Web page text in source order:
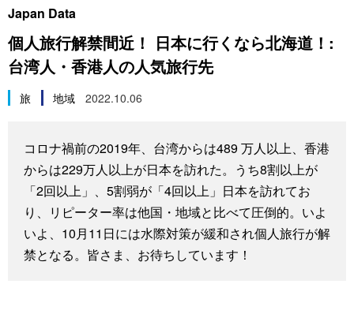
社会
文化
暮らし
スポーツ・東京2020
旅と暮らし
動画/Live
Cinema
Topics
Images
スポーツ・東京2020
Japan Data
個人旅行解禁間近！ 日本に行くなら北海道！:
台湾人・香港人の人気旅行先
旅 地域 2022.10.06
コロナ禍前の2019年、台湾からは489 万人以上、香港
からは229万人以上が日本を訪れた。うち8割以上が
「2回以上」、5割弱が「4回以上」日本を訪れてお
り、リピーター率は他国・地域と比べて圧倒的。いよ
いよ、10月11日には水際対策が緩和され個人旅行が解
禁となる。皆さま、お待ちしています！